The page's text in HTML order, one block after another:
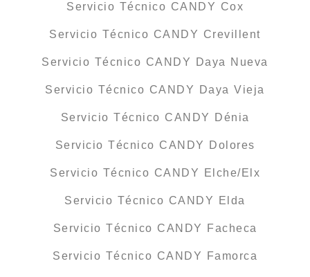
Servicio Técnico CANDY Cox
Servicio Técnico CANDY Crevillent
Servicio Técnico CANDY Daya Nueva
Servicio Técnico CANDY Daya Vieja
Servicio Técnico CANDY Dénia
Servicio Técnico CANDY Dolores
Servicio Técnico CANDY Elche/Elx
Servicio Técnico CANDY Elda
Servicio Técnico CANDY Facheca
Servicio Técnico CANDY Famorca